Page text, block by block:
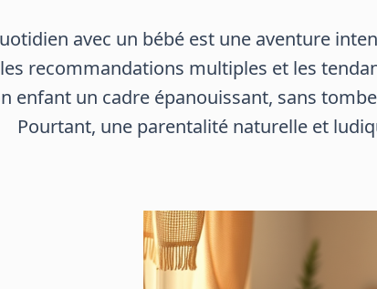
avec un bébé est une aventure
recommandations multiples et les
enfant un cadre épanouissant, sans
Pourtant, une parentalité naturelle et